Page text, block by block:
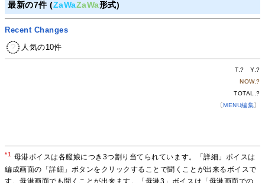
最新の7件 (ZaWaZaWa形式)
Recent Changes
人気の10件
T.? Y.?
NOW.?
TOTAL.?
〔MENU編集〕
*1 母港ボイスは各艦娘につき3つ割り当てられています。「詳細」ボイスは
編成画面の「詳細」ボタンをクリックすることで聞くことが出来るボイスで
す。母港画面でも聞くことが出来ます。「母港3」ボイスは「母港画面での